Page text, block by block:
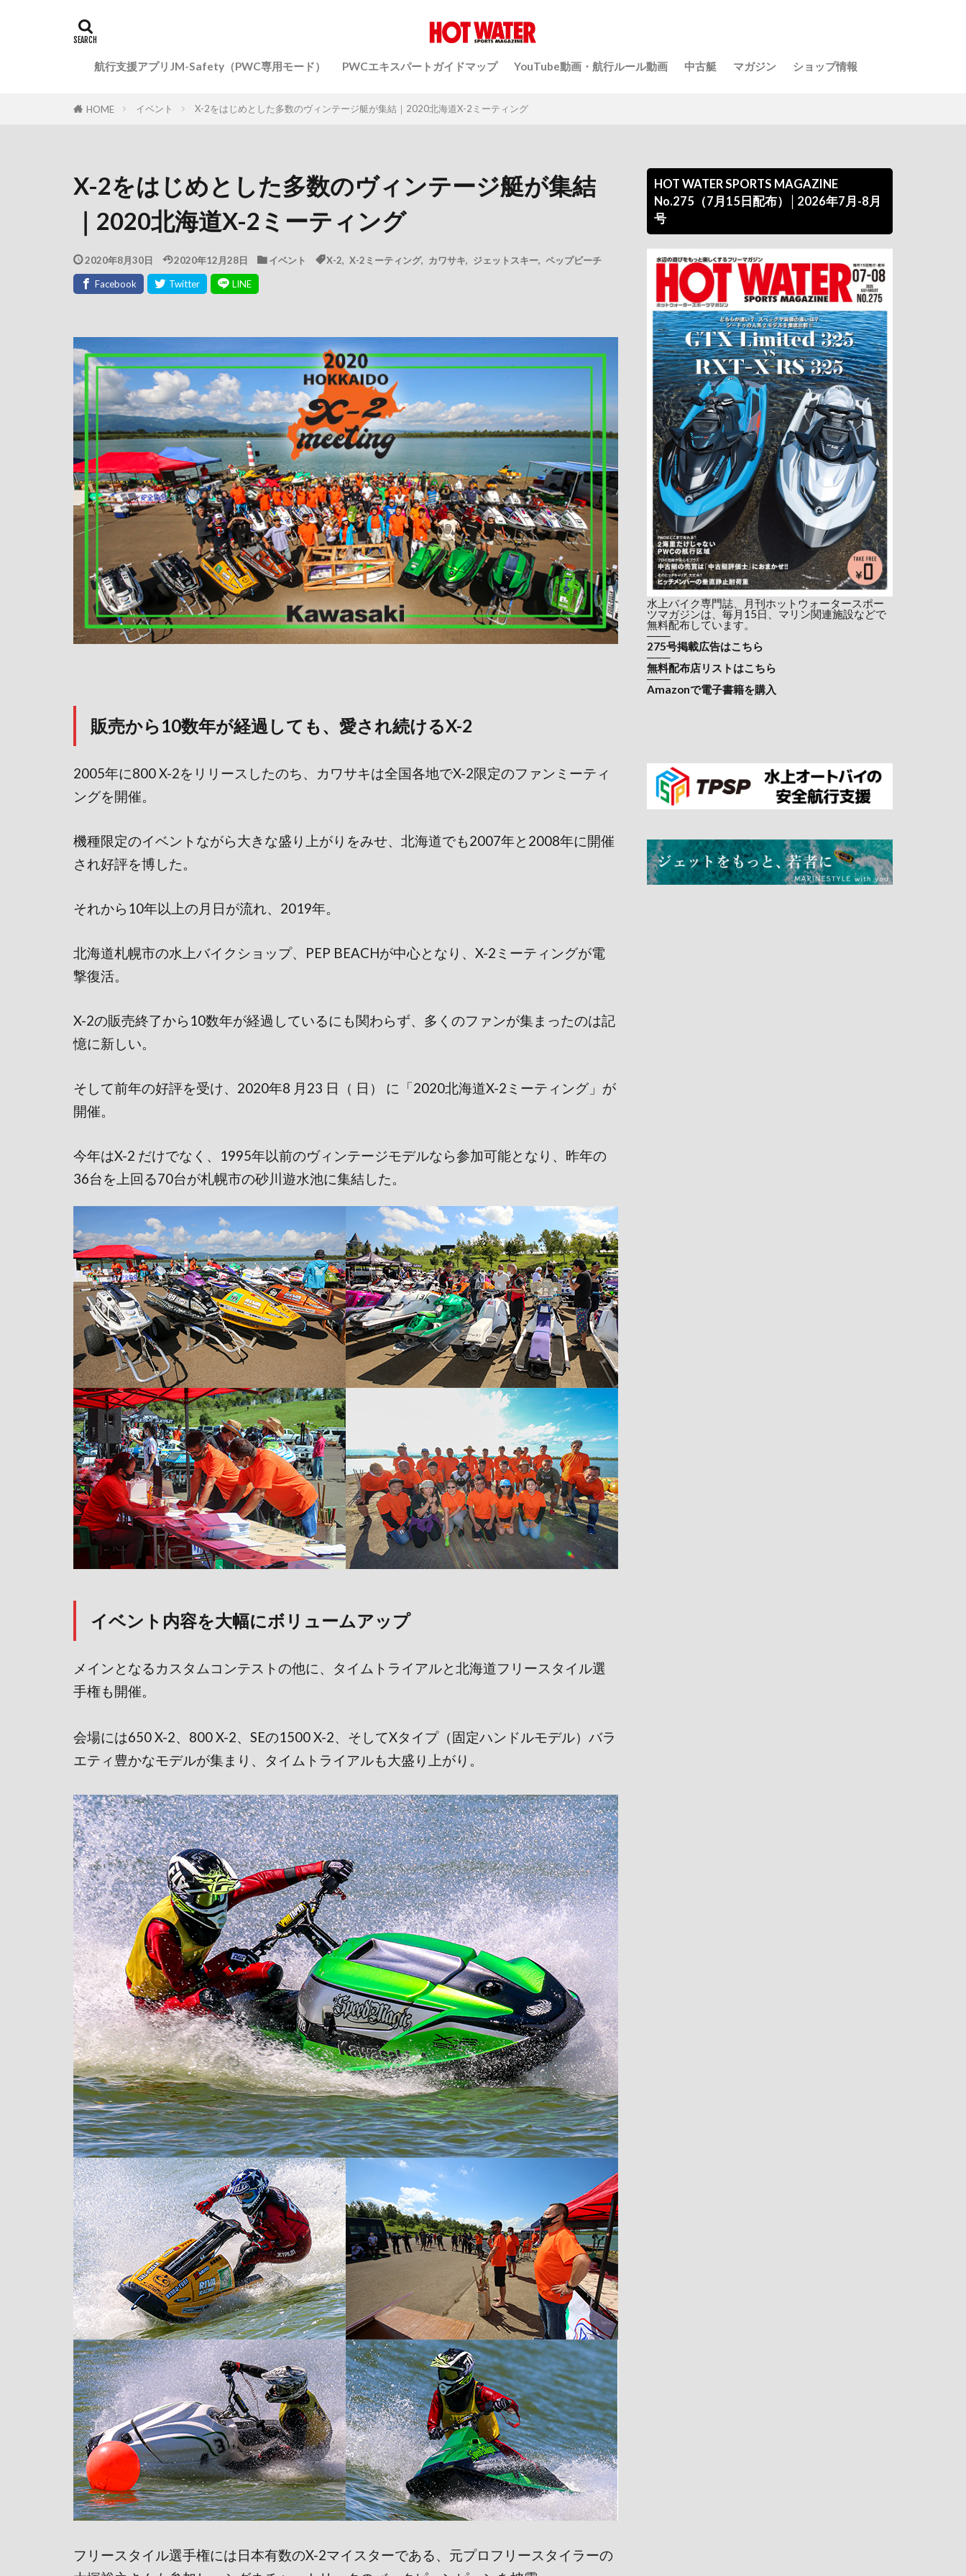
航行支援アプリJM-Safety（PWC専用モード） PWCエキスパートガイドマップ YouTube動画・航行ルール動画 中古艇 マガジン ショップ情報
HOME イベント X-2をはじめとした多数のヴィンテージ艇が集結｜2020北海道X-2ミーティング
X-2をはじめとした多数のヴィンテージ艇が集結
｜2020北海道X-2ミーティング
2020年8月30日 2020年12月28日 イベント X-2 X-2ミーティング, カワサキ ジェットスキー ペップビーチ
販売から10数年が経過しても、愛され続けるX-2
2005年に800 X-2をリリースしたのち、カワサキは全国各地でX-2限定のファンミーティ
ングを開催。
機種限定のイベントながら大きな盛り上がりをみせ、北海道でも2007年と2008年に開催
され好評を博した。
それから10年以上の月日が流れ、2019年。
北海道札幌市の水上バイクショップ、PEP BEACHが中心となり、X-2ミーティングが電
撃復活。
X-2の販売終了から10数年が経過しているにも関わらず、多くのファンが集まったのは記
憶に新しい。
そして前年の好評を受け、2020年8 月23 日（ 日） に「2020北海道X-2ミーティング」が
開催。
今年はX-2 だけでなく、1995年以前のヴィンテージモデルなら参加可能となり、昨年の
36台を上回る70台が札幌市の砂川遊水池に集結した。
イベント内容を大幅にボリュームアップ
メインとなるカスタムコンテストの他に、タイムトライアルと北海道フリースタイル選
手権も開催。
会場には650 X-2、800 X-2、SEの1500 X-2、そしてXタイプ（固定ハンドルモデル）バラ
エティ豊かなモデルが集まり、タイムトライアルも大盛り上がり。
フリースタイル選手権には日本有数のX-2マイスターである、元プロフリースタイラーの
HOT WATER SPORTS MAGAZINE
No.275（7月15日配布）│2026年7月-8月
号
水上バイク専門誌、月刊ホットウォータースポー
ツマガジンは、毎月15日、マリン関連施設などで
無料配布しています。
───
275号掲載広告はこちら
───
無料配布店リストはこちら
───
Amazonで電子書籍を購入